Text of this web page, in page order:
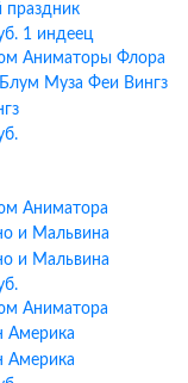
праздник
1 индеец
и Мальвина
Америка